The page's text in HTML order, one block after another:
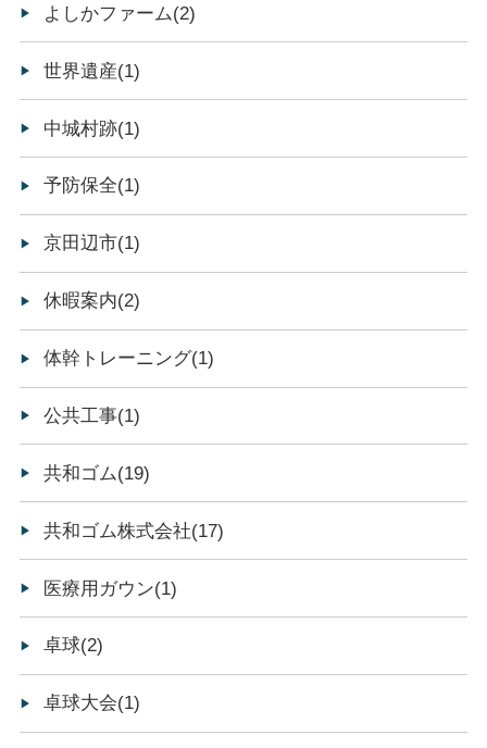
よしかファーム(2)
世界遺産(1)
中城村跡(1)
予防保全(1)
京田辺市(1)
休暇案内(2)
体幹トレーニング(1)
公共工事(1)
共和ゴム(19)
共和ゴム株式会社(17)
医療用ガウン(1)
卓球(2)
卓球大会(1)